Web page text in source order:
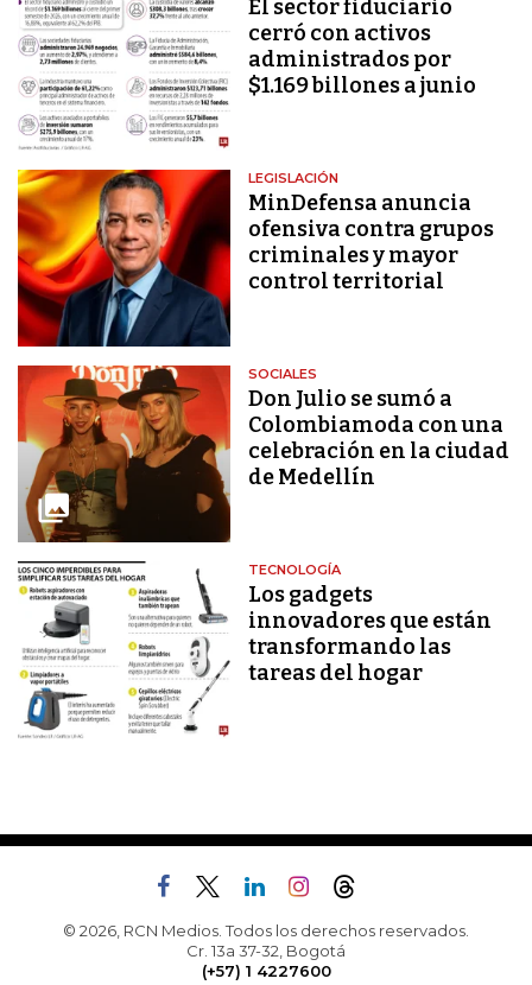
El sector fiduciario
cerró con activos
administrados por
$1.169 billones a junio
LEGISLACIÓN
MinDefensa anuncia
ofensiva contra grupos
criminales y mayor
control territorial
SOCIALES
Don Julio se sumó a
Colombiamoda con una
celebración en la ciudad
de Medellín
TECNOLOGÍA
Los gadgets
innovadores que están
transformando las
tareas del hogar
© 2026, RCN Medios. Todos los derechos reservados.
Cr. 13a 37-32, Bogotá
(+57) 1 4227600